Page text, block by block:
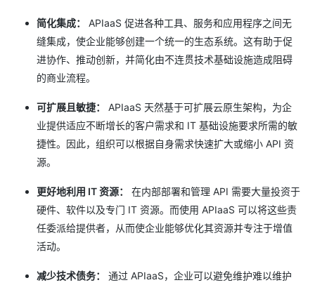
简化集成：
APIaaS 促进各种工具、服务和应用程序之间无
缝集成，使企业能够创建一个统一的生态系统。这有助于促
进协作、推动创新，并简化由不连贯技术基础设施造成阻碍
的商业流程。
可扩展且敏捷：
APIaaS 天然基于可扩展云原生架构，为企
业提供适应不断增长的客户需求和 IT 基础设施要求所需的敏
捷性。因此，组织可以根据自身需求快速扩大或缩小 API 资
源。
更好地利用 IT 资源：
在内部部署和管理 API 需要大量投资于
硬件、软件以及专门 IT 资源。而使用 APIaaS 可以将这些责
任委派给提供者，从而使企业能够优化其资源并专注于增值
活动。
减少技术债务：
通过 APIaaS，企业可以避免维护难以维护